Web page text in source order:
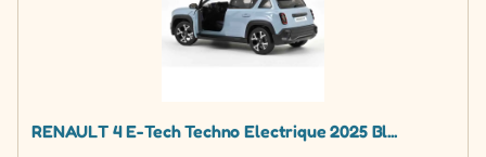
RENAULT 4 E-Tech Techno Electrique 2025 Bl...